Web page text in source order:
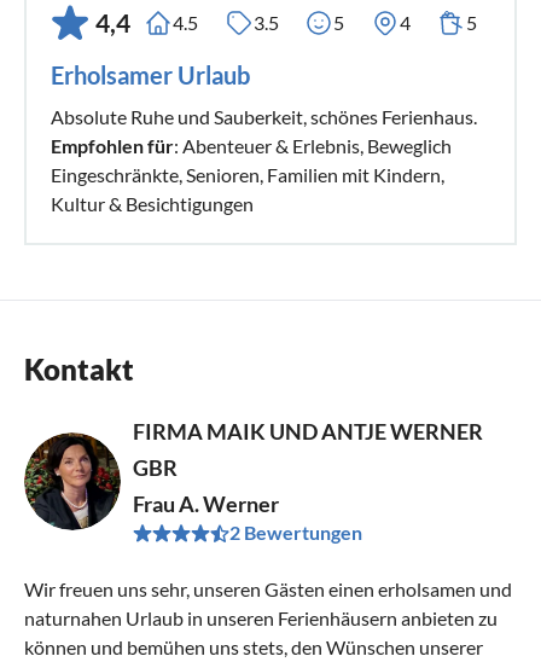
4,4 4.5 3.5 5 4 5
Erholsamer Urlaub
Absolute Ruhe und Sauberkeit, schönes Ferienhaus.
Empfohlen für: Abenteuer & Erlebnis, Beweglich
Eingeschränkte, Senioren, Familien mit Kindern,
Kultur & Besichtigungen
Kontakt
FIRMA MAIK UND ANTJE WERNER
GBR
Frau A. Werner
2 Bewertungen
Wir freuen uns sehr, unseren Gästen einen erholsamen und
naturnahen Urlaub in unseren Ferienhäusern anbieten zu
können und bemühen uns stets, den Wünschen unserer